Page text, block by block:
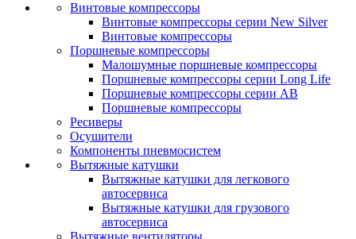
Винтовые компрессоры
Винтовые компрессоры серии New Silver
Винтовые компрессоры
Поршневые компрессоры
Малошумные поршневые компрессоры
Поршневые компрессоры серии Long Life
Поршневые компрессоры серии AB
Поршневые компрессоры
Ресиверы
Осушители
Компоненты пневмосистем
Вытяжные катушки
Вытяжные катушки для легкового
автосервиса
Вытяжные катушки для грузового
автосервиса
Вытяжные вентиляторы